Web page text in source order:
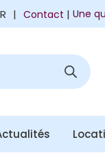
Contact | Une